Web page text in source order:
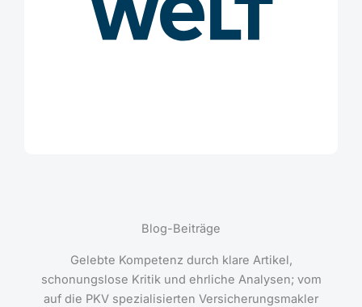
Blog-Beiträge
Gelebte Kompetenz durch klare Artikel,
schonungslose Kritik und ehrliche Analysen; vom
auf die PKV spezialisierten Versicherungsmakler